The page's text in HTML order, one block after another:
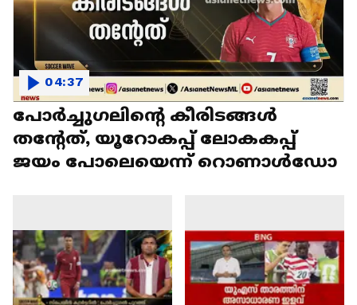
പോർച്ചു​ഗലിന്റെ കീരിടങ്ങൾ
തന്റേത്, യൂറോകപ്പ് ലോകകപ്പ്
ജയം പോലെയെന്ന് റൊണാൾഡോ
04:37